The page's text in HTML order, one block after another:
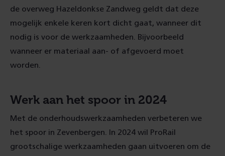
de overweg Hazeldonkse Zandweg geldt dat deze
mogelijk enkele keren kort dicht gaat, wanneer dit
nodig is voor de werkzaamheden. Bijvoorbeeld
wanneer er materiaal aan- of afgevoerd moet
worden.
Werk aan het spoor in 2024
Met de onderhoudswerkzaamheden verbeteren we
het spoor in Zevenbergen. In 2024 wil ProRail
grootschalige werkzaamheden gaan uitvoeren om de